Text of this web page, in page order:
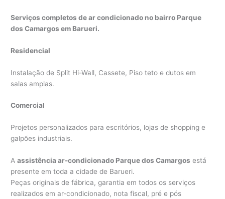
Serviços completos de ar condicionado no bairro Parque
dos Camargos em Barueri.
Residencial
Instalação de Split Hi-Wall, Cassete, Piso teto e dutos em
salas amplas.
Comercial
Projetos personalizados para escritórios, lojas de shopping e
galpões industriais.
Aassistência ar-condicionado Parque dos Camargos está
presente em toda a cidade de Barueri.
Peças originais de fábrica, garantia em todos os serviços
realizados em ar-condicionado, nota fiscal, pré e pós